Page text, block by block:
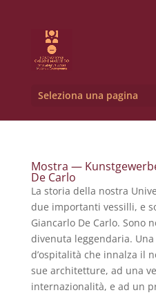
Seleziona una pagina
Mostra —
De Carlo
La storia della nostra
due importanti vessilli, e
Giancarlo De Carlo. Sono
divenuta leggendaria.
d’ospitalità che innalza il
sue architetture, ad una
internazionalità, e ad un